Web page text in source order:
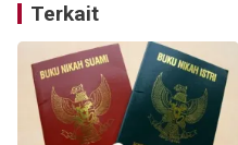
Terkait